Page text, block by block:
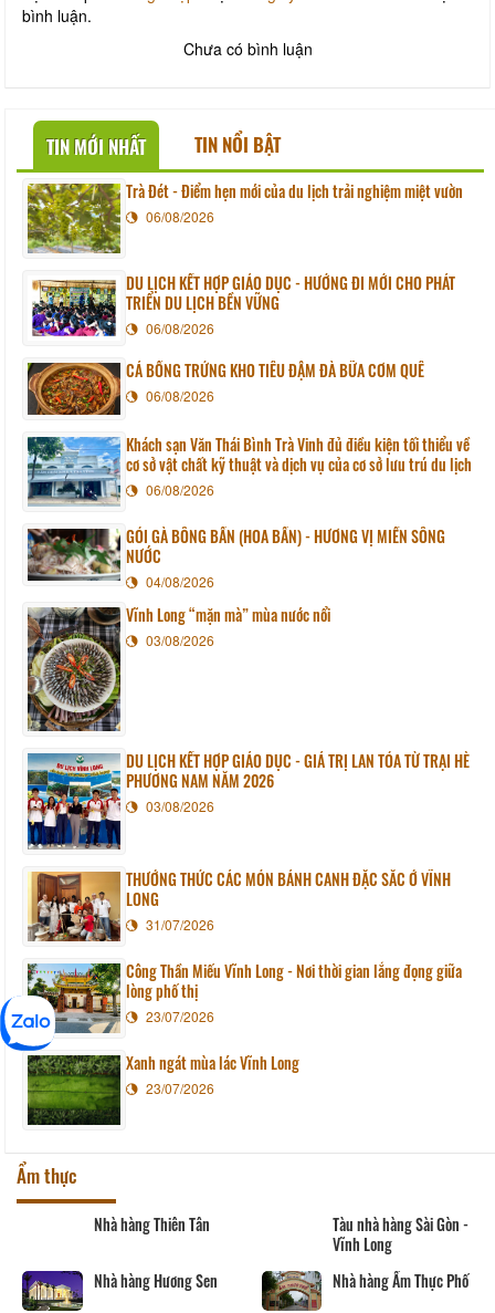
bình luận.
Chưa có bình luận
TIN MỚI NHẤT TIN NỔI BẬT
Trà Đét - Điểm hẹn mới của du lịch trải nghiệm miệt vườn
06/08/2026
DU LỊCH KẾT HỢP GIÁO DỤC - HƯỚNG ĐI MỚI CHO PHÁT
TRIỂN DU LỊCH BỀN VỮNG
06/08/2026
CÁ BỐNG TRỨNG KHO TIÊU ĐẬM ĐÀ BỮA CƠM QUÊ
06/08/2026
Khách sạn Văn Thái Bình Trà Vinh đủ điều kiện tối thiểu về
cơ sở vật chất kỹ thuật và dịch vụ của cơ sở lưu trú du lịch
06/08/2026
GỎI GÀ BÔNG BẦN (HOA BẦN) - HƯƠNG VỊ MIỀN SÔNG
NƯỚC
04/08/2026
Vĩnh Long “mặn mà” mùa nước nổi
03/08/2026
DU LỊCH KẾT HỢP GIÁO DỤC - GIÁ TRỊ LAN TỎA TỪ TRẠI HÈ
PHƯƠNG NAM NĂM 2026
03/08/2026
THƯỞNG THỨC CÁC MÓN BÁNH CANH ĐẶC SẮC Ở VĨNH
LONG
31/07/2026
Công Thần Miếu Vĩnh Long - Nơi thời gian lắng đọng giữa
lòng phố thị
23/07/2026
Xanh ngát mùa lác Vĩnh Long
23/07/2026
Ẩm thực
Nhà hàng Thiên Tân
Tàu nhà hàng Sài Gòn -
Vĩnh Long
Nhà hàng Hương Sen
Nhà hàng Ẩm Thực Phố